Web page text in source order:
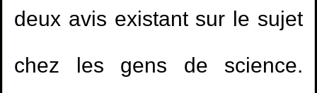
deux avis existant sur le sujet
chez les gens de science.